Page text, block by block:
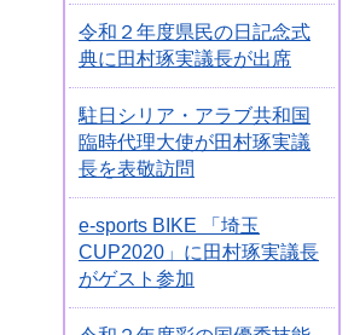
令和２年度県民の日記念式
典に田村琢実議長が出席
駐日シリア・アラブ共和国
臨時代理大使が田村琢実議
長を表敬訪問
e-sports BIKE 「埼玉
CUP2020」に田村琢実議長
がゲスト参加